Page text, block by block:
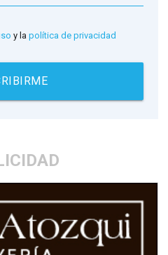
y lapolítica de privacidad